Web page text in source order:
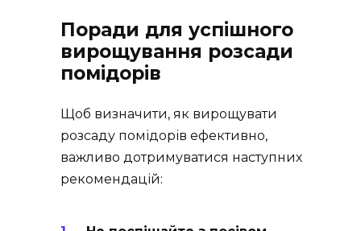
Поради для успішного
вирощування розсади
помідорів
Щоб визначити, як вирощувати
розсаду помідорів ефективно,
важливо дотримуватися наступних
рекомендацій: